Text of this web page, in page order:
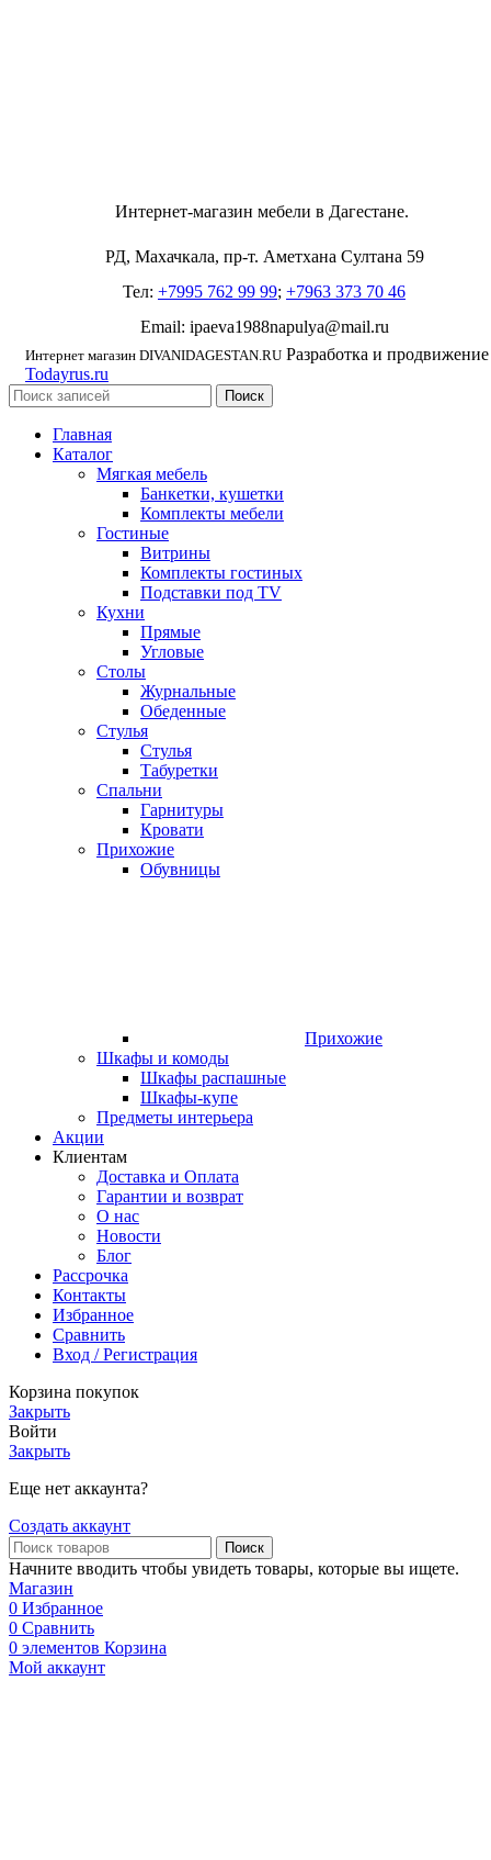
Интернет-магазин мебели в Дагестане.
РД, Махачкала, пр-т. Аметхана Султана 59
Тел: +7995 762 99 99; +7963 373 70 46
Email: ipaeva1988napulya@mail.ru
Интернет магазин DIVANIDAGESTAN.RU Разработка и продвижение
Todayrus.ru
Поиск
Главная
Каталог
Мягкая мебель
Банкетки, кушетки
Комплекты мебели
Гостиные
Витрины
Комплекты гостиных
Подставки под TV
Кухни
Прямые
Угловые
Столы
Журнальные
Обеденные
Стулья
Стулья
Табуретки
Спальни
Гарнитуры
Кровати
Прихожие
Обувницы
Прихожие
Шкафы и комоды
Шкафы распашные
Шкафы-купе
Предметы интерьера
Акции
Клиентам
Доставка и Оплата
Гарантии и возврат
О нас
Новости
Блог
Рассрочка
Контакты
Избранное
Сравнить
Вход / Регистрация
Корзина покупок
Закрыть
Войти
Закрыть
Еще нет аккаунта?
Создать аккаунт
Поиск
Начните вводить чтобы увидеть товары, которые вы ищете.
Магазин
0 Избранное
0 Сравнить
0 элементов Корзина
Мой аккаунт